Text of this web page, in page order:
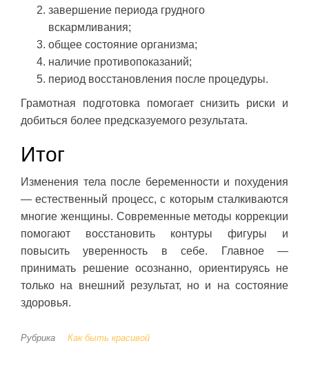
завершение периода грудного
вскармливания;
общее состояние организма;
наличие противопоказаний;
период восстановления после процедуры.
Грамотная подготовка помогает снизить риски и
добиться более предсказуемого результата.
Итог
Изменения тела после беременности и похудения
— естественный процесс, с которым сталкиваются
многие женщины. Современные методы коррекции
помогают восстановить контуры фигуры и
повысить уверенность в себе. Главное —
принимать решение осознанно, ориентируясь не
только на внешний результат, но и на состояние
здоровья.
Рубрика Как быть красивой